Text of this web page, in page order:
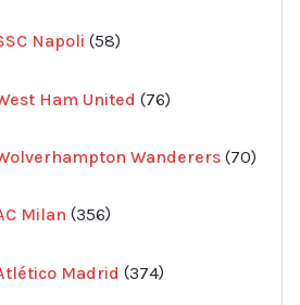
Napoli 58
produkter
Ham United 76
produkter
Wanderers 70
Milan 356
produkter
Madrid 374
produkter